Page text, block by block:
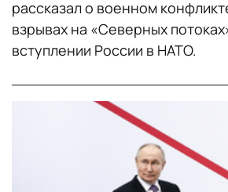
рассказал о военном
взрывах на «Северных
вступлении России в НАТО.